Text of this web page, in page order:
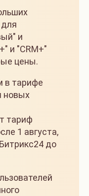
и
и "CRM+"
цены.
в тарифе
новых
тариф
1 августа,
до